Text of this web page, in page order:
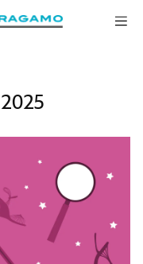
navigazioneprincipale
di pagina